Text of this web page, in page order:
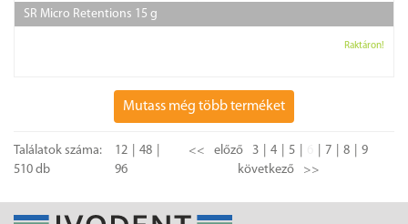
SR Micro Retentions 15 g
Raktáron!
Mutass még több terméket
Találatok száma:
510 db
12
48
96
<< előző 3 4 5 7 8
9
következő
>>